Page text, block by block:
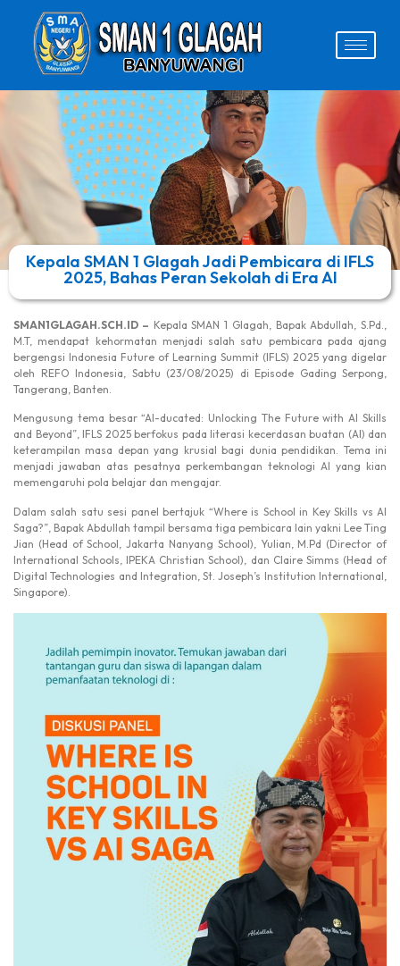
Kepala SMAN 1 Glagah Jadi Pembicara di IFLS
2025, Bahas Peran Sekolah di Era AI
SMAN1GLAGAH.SCH.ID – Kepala SMAN 1 Glagah, Bapak Abdullah, S.Pd.,
M.T, mendapat kehormatan menjadi salah satu pembicara pada ajang
bergengsi Indonesia Future of Learning Summit (IFLS) 2025 yang digelar
oleh REFO Indonesia, Sabtu (23/08/2025) di Episode Gading Serpong,
Tangerang, Banten.
Mengusung tema besar “AI-ducated: Unlocking The Future with AI Skills
and Beyond”, IFLS 2025 berfokus pada literasi kecerdasan buatan (AI) dan
keterampilan masa depan yang krusial bagi dunia pendidikan. Tema ini
menjadi jawaban atas pesatnya perkembangan teknologi AI yang kian
memengaruhi pola belajar dan mengajar.
Dalam salah satu sesi panel bertajuk “Where is School in Key Skills vs AI
Saga?”, Bapak Abdullah tampil bersama tiga pembicara lain yakni Lee Ting
Jian (Head of School, Jakarta Nanyang School), Yulian, M.Pd (Director of
International Schools, IPEKA Christian School), dan Claire Simms (Head of
Digital Technologies and Integration, St. Joseph’s Institution International,
Singapore).